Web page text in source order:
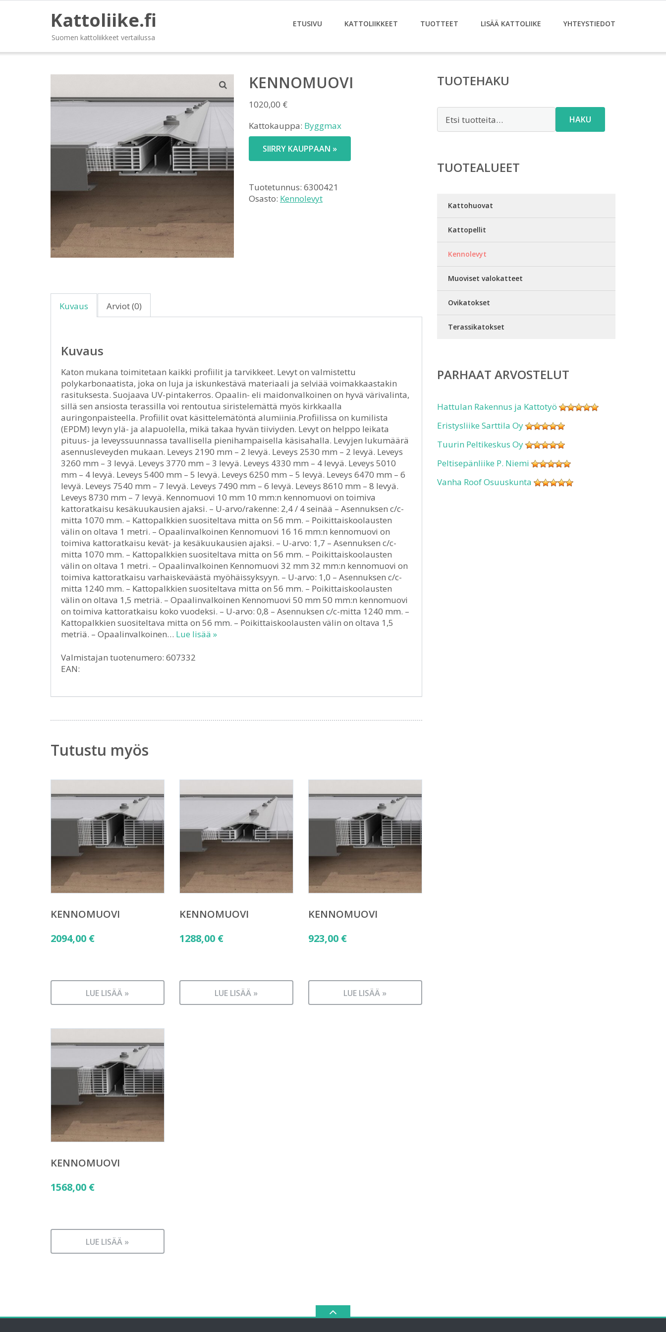
Kattoliike.fi
Suomen kattoliikkeet vertailussa
ETUSIVU KATTOLIIKKEET TUOTTEET LISÄÄ KATTOLIIKE YHTEYSTIEDOT
KENNOMUOVI
1020,00 €
Kattokauppa: Byggmax
SIIRRY KAUPPAAN »
Tuotetunnus: 6300421
Osasto: Kennolevyt
Kuvaus Arviot (0)
Kuvaus
Katon mukana toimitetaan kaikki profiilit ja tarvikkeet. Levyt on valmistettu
polykarbonaatista, joka on luja ja iskunkestävä materiaali ja selviää voimakkaastakin
rasituksesta. Suojaava UV-pintakerros. Opaalin- eli maidonvalkoinen on hyvä värivalinta,
sillä sen ansiosta terassilla voi rentoutua siristelemättä myös kirkkaalla
auringonpaisteella. Profiilit ovat käsittelemätöntä alumiinia.Profiilissa on kumilista
(EPDM) levyn ylä- ja alapuolella, mikä takaa hyvän tiiviyden. Levyt on helppo leikata
pituus- ja leveyssuunnassa tavallisella pienihampaisella käsisahalla. Levyjen lukumäärä
asennusleveyden mukaan. Leveys 2190 mm – 2 levyä. Leveys 2530 mm – 2 levyä. Leveys
3260 mm – 3 levyä. Leveys 3770 mm – 3 levyä. Leveys 4330 mm – 4 levyä. Leveys 5010
mm – 4 levyä. Leveys 5400 mm – 5 levyä. Leveys 6250 mm – 5 levyä. Leveys 6470 mm – 6
levyä. Leveys 7540 mm – 7 levyä. Leveys 7490 mm – 6 levyä. Leveys 8610 mm – 8 levyä.
Leveys 8730 mm – 7 levyä. Kennomuovi 10 mm 10 mm:n kennomuovi on toimiva
kattoratkaisu kesäkuukausien ajaksi. – U-arvo/rakenne: 2,4 / 4 seinää – Asennuksen c/c-
mitta 1070 mm. – Kattopalkkien suositeltava mitta on 56 mm. – Poikittaiskoolausten
välin on oltava 1 metri. – Opaalinvalkoinen Kennomuovi 16 16 mm:n kennomuovi on
toimiva kattoratkaisu kevät- ja kesäkuukausien ajaksi. – U-arvo: 1,7 – Asennuksen c/c-
mitta 1070 mm. – Kattopalkkien suositeltava mitta on 56 mm. – Poikittaiskoolausten
välin on oltava 1 metri. – Opaalinvalkoinen Kennomuovi 32 mm 32 mm:n kennomuovi on
toimiva kattoratkaisu varhaiskeväästä myöhäissyksyyn. – U-arvo: 1,0 – Asennuksen c/c-
mitta 1240 mm. – Kattopalkkien suositeltava mitta on 56 mm. – Poikittaiskoolausten
välin on oltava 1,5 metriä. – Opaalinvalkoinen Kennomuovi 50 mm 50 mm:n kennomuovi
on toimiva kattoratkaisu koko vuodeksi. – U-arvo: 0,8 – Asennuksen c/c-mitta 1240 mm. –
Kattopalkkien suositeltava mitta on 56 mm. – Poikittaiskoolausten välin on oltava 1,5
metriä. – Opaalinvalkoinen… Lue lisää »
Valmistajan tuotenumero: 607332
EAN:
Tutustu myös
KENNOMUOVI
2094,00 €
LUE LISÄÄ »
KENNOMUOVI
1288,00 €
LUE LISÄÄ »
KENNOMUOVI
923,00 €
LUE LISÄÄ »
KENNOMUOVI
1568,00 €
LUE LISÄÄ »
TUOTEHAKU
HAKU
TUOTEALUEET
Kattohuovat
Kattopellit
Kennolevyt
Muoviset valokatteet
Ovikatokset
Terassikatokset
PARHAAT ARVOSTELUT
Hattulan Rakennus ja Kattotyö
Eristysliike Sarttila Oy
Tuurin Peltikeskus Oy
Peltisepänliike P. Niemi
Vanha Roof Osuuskunta